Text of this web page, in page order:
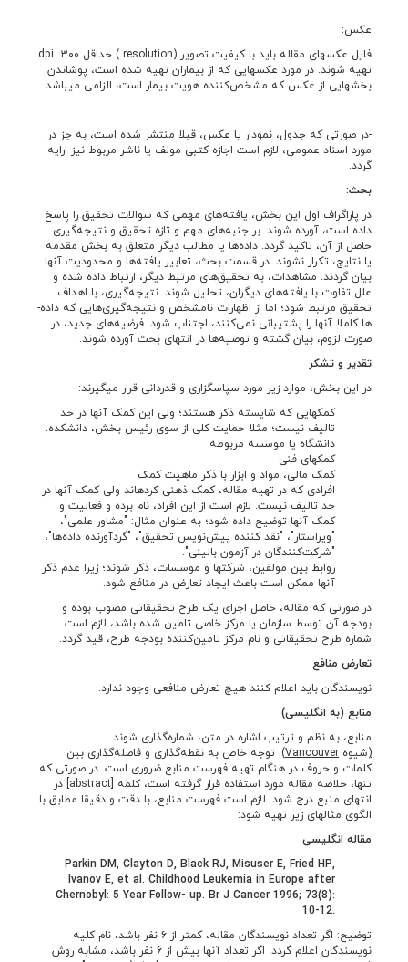
عکس:
فایل عکس­های مقاله باید با کیفیت تصویر (resolution ) حداقل ۳۰۰ dpi
تهیه شوند. در مورد عکسهایی که از بیماران تهیه شده است، پوشاندن
بخشهایی از عکس که مشخص‌­کننده هویت بیمار است، الزامی می­باشد.
-در صورتی که جدول، نمودار یا عکس، قبلا منتشر شده است، به جز در
مورد اسناد عمومی، لازم است اجازه کتبی مولف یا ناشر مربوط نیز ارایه
گردد.
بحث:
در پاراگراف اول این بخش، یافته­‌های مهمی که سوالات تحقیق را پاسخ
داده است، آورده شوند. بر جنبه‌­های مهم و تازه تحقیق و نتیجه­‌گیری
حاصل از آن، تاکید گردد. داده­‌ها یا مطالب دیگر متعلق به بخش مقدمه
یا نتایج، تکرار نشوند. در قسمت بحث، تعابیر یافته‌­ها و محدودیت آنها
بیان گردند. مشاهدات، به تحقیق‌های مرتبط دیگر، ارتباط داده شده و
علل تفاوت با یافته‌­های دیگران، تحلیل شوند. نتیجه‌­گیری، با اهداف
تحقیق مرتبط شود؛ اما از اظهارات نامشخص و نتیجه‌­گیری‌هایی که داده‌­
ها کاملا آنها را پشتیبانی نمی‌­کنند، اجتناب شود. فرضیه­‌های جدید، در
صورت لزوم، بیان گشته و توصیه‌­ها در انتهای بحث آورده شوند.
تقدیر و تشکر
در این بخش، موارد زیر مورد سپاسگزاری و قدردانی قرار می­گیرند:
کمک­هایی که شایسته ذکر هستند؛ ولی این کمک آنها در حد
تالیف نیست؛ مثلا حمایت کلی از سوی رئیس بخش، دانشکده،
دانشگاه یا موسسه مربوطه
کمک­های فنی
کمک مالی، مواد و ابزار با ذکر ماهیت کمک
افرادی که در تهیه مقاله، کمک ذهنی کرده­اند ولی کمک آنها در
حد تالیف نیست. لازم است از این افراد، نام برده و فعالیت و
کمک آنها توضیح داده شود؛ به عنوان مثال: "مشاور علمی"،
"ویراستار"، "نقد کننده پیش‌­نویس تحقیق"، "گردآورنده داده‌­‌ها"،
"شرکت­‌کنندگان در آزمون بالینی".
روابط بین مولفین، شرکتها و موسسات، ذکر شوند؛ زیرا عدم ذکر
آنها ممکن است باعث ایجاد تعارض در منافع شود.
در صورتی که مقاله، حاصل اجرای یک طرح تحقیقاتی مصوب بوده و
بودجه آن توسط سازمان یا مرکز خاصی تامین شده باشد، لازم است
شماره طرح تحقیقاتی و نام مرکز تامین­‌کننده بودجه طرح، قید گردد.
تعارض منافع
نویسندگان باید اعلام کنند هیچ تعارض منافعی وجود ندارد.
منابع (به انگلیسی)
منابع، به نظم و ترتیب اشاره در متن، شماره­‌گذاری شوند
(شیوه Vancouver
). توجه خاص به نقطه‌­گذاری و فاصله‌­گذاری بین
کلمات و حروف در هنگام تهیه فهرست منابع ضروری است. در صورتی که
تنها، خلاصه مقاله مورد استفاده قرار گرفته است، کلمه [abstract] در
انتهای منبع درج شود. لازم است فهرست منابع، با دقت و دقیقا مطابق با
الگوی مثال­های زیر تهیه شود:
مقاله انگلیسی
Parkin DM, Clayton D, Black RJ, Misuser E, Fried HP,
Ivanov E, et al. Childhood Leukemia in Europe after
Chernobyl: 5 Year Follow- up. Br J Cancer 1996; 73(8):
10-12.
توضیح: اگر تعداد نویسندگان مقاله، کمتر از ۶ نفر باشد، نام کلیه
نویسندگان اعلام گردد. اگر تعداد آنها بیش از ۶ نفر باشد، مشابه روش